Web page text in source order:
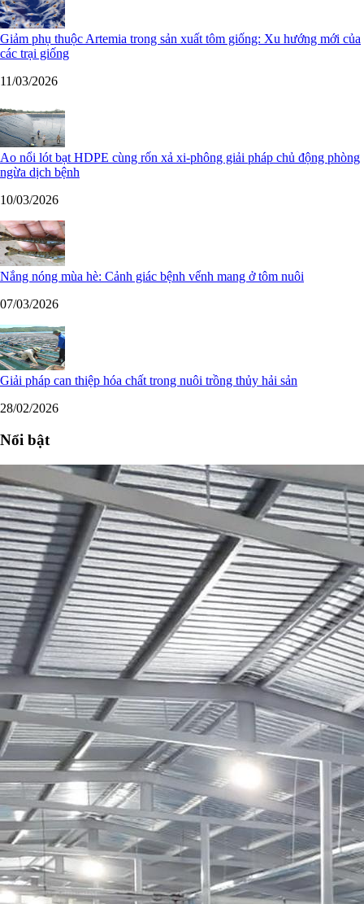
Giảm phụ thuộc Artemia trong sản xuất tôm giống: Xu hướng mới của
các trại giống
11/03/2026
Ao nổi lót bạt HDPE cùng rốn xả xi-phông giải pháp chủ động phòng
ngừa dịch bệnh
10/03/2026
Nắng nóng mùa hè: Cảnh giác bệnh vểnh mang ở tôm nuôi
07/03/2026
Giải pháp can thiệp hóa chất trong nuôi trồng thủy hải sản
28/02/2026
Nổi bật